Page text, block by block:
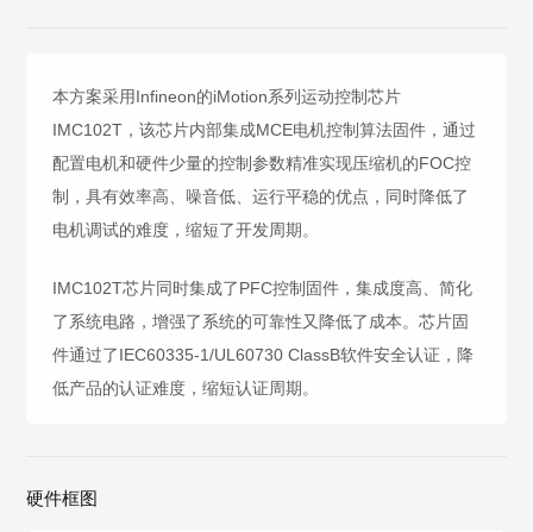
本方案采用Infineon的iMotion系列运动控制芯片
IMC102T，该芯片内部集成MCE电机控制算法固件，通过
配置电机和硬件少量的控制参数精准实现压缩机的FOC控
制，具有效率高、噪音低、运行平稳的优点，同时降低了
电机调试的难度，缩短了开发周期。
IMC102T芯片同时集成了PFC控制固件，集成度高、简化
了系统电路，增强了系统的可靠性又降低了成本。芯片固
件通过了IEC60335-1/UL60730 ClassB软件安全认证，降
低产品的认证难度，缩短认证周期。
硬件框图